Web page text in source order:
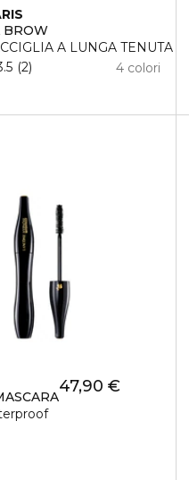
BROW
A LUNGA TENUTA
4 colori
2
47,90 €